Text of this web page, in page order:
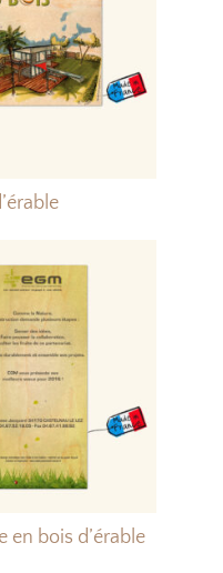
en bois d’érable